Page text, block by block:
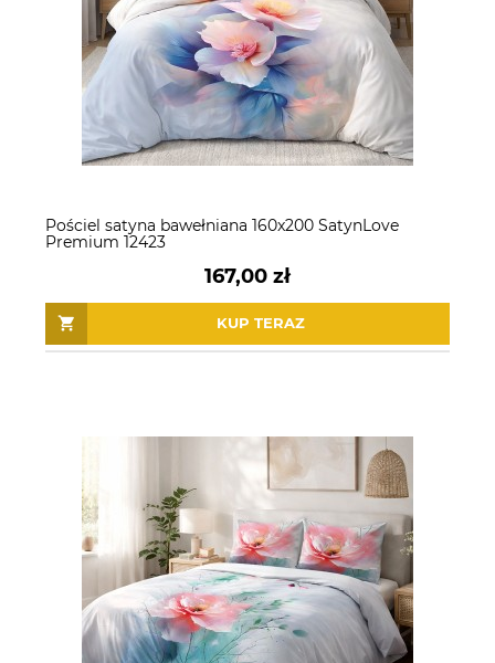
Pościel satyna bawełniana 160x200 SatynLove
Premium 12423
167,00 zł
KUP TERAZ